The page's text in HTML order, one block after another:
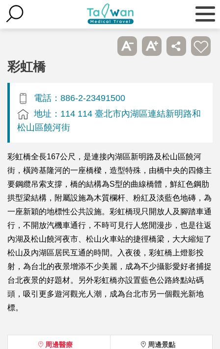
彩虹橋
電話：886-2-23491500
地址：114 114 臺北市內湖區連結新明路和
松山區饒河街
彩虹橋全長167公尺，是連接內湖區新明路及松山區饒河
街，橫跨基隆河的一座橋樑，造型特殊，由橋中央的四條主
要鋼纜吊索支撐，橋的結構為S型的曲線橋體，鮮紅色鋼肋
拱型梁結構，附屬設施為木質欄杆、粉紅及淡藍色地磚，為
一座新穎的地標性公共設施。彩虹橋現只開放人及腳踏車通
行，不開放汽機車通行，不時可見行人悠閒漫步，也是往返
內湖及松山饒河夜市、松山火車站的捷徑橋梁，大大縮短了
松山及內湖區居民互通的時間。入夜後，彩虹橋上燈影投
射，為台北的夜景增添不少美麗，成為不少攝影愛好者捕捉
台北夜景的好題材。另外彩虹橋亦設置藍色公路終點站碼
頭，吸引更多遊河觀光人潮，成為台北市另一個觀光新地
標。
周邊醫療 周邊景點